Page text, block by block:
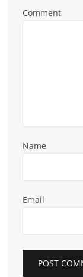
Comment
Name
Email